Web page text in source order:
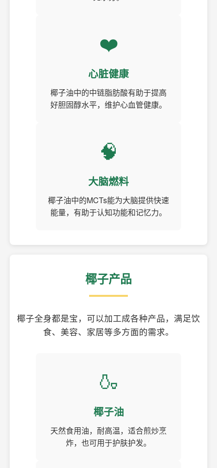
❤️
心脏健康
椰子油中的中链脂肪酸有助于提高
好胆固醇水平，维护心血管健康。
🧠
大脑燃料
椰子油中的MCTs能为大脑提供快速
能量，有助于认知功能和记忆力。
椰子产品
椰子全身都是宝，可以加工成各种产品，满足饮
食、美容、家居等多方面的需求。
🍶
椰子油
天然食用油，耐高温，适合煎炒烹
炸，也可用于护肤护发。